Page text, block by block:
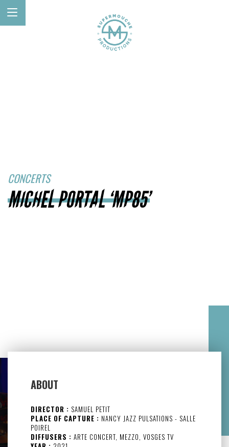
CONCERTS
MICHEL PORTAL ‘MP85’
ABOUT
DIRECTOR : SAMUEL PETIT
PLACE OF CAPTURE : NANCY JAZZ PULSATIONS - SALLE
POIREL
DIFFUSERS : ARTE CONCERT, MEZZO, VOSGES TV